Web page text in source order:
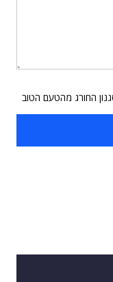
החורג מהטעם הטוב